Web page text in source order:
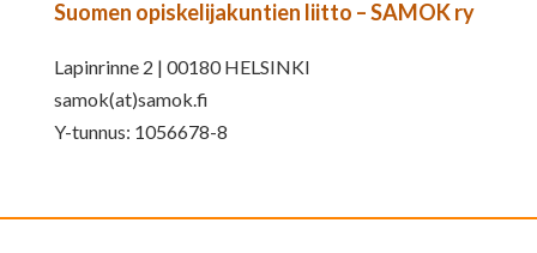
Suomen opiskelijakuntien liitto – SAMOK ry
Lapinrinne 2 | 00180 HELSINKI
samok(at)samok.fi
Y-tunnus: 1056678-8